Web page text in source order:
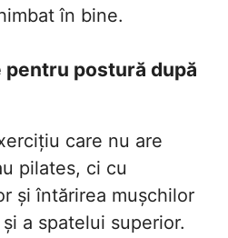
în bine.
postură după
care nu are
pilates, ci cu
și întărirea mușchilor
a spatelui superior.